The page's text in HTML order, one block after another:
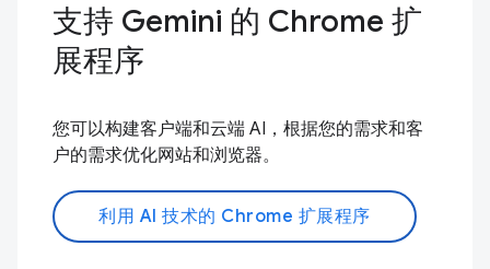
支持 Gemini 的 Chrome 扩
展程序
您可以构建客户端和云端 AI，根据您的需求和客
户的需求优化网站和浏览器。
利用 AI 技术的 Chrome 扩展程序